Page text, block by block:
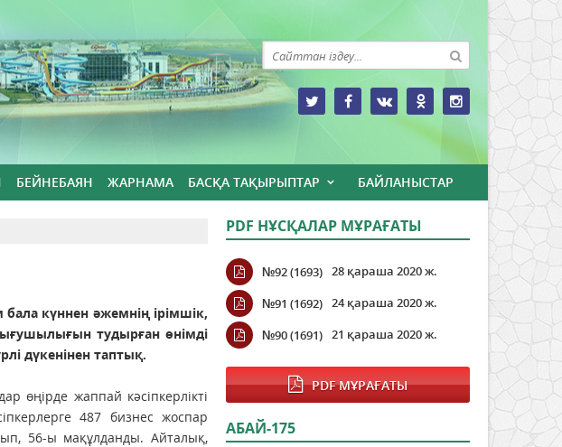
БЕЙНЕБАЯН ЖАРНАМА БАСҚА ТАҚЫРЫПТАР БАЙЛАНЫСТАР
бала күннен әжемнің ірімшік,
тудырған өнімді
дүкенінен таптық.
өңірде жаппай кәсіпкерлікті
487 бизнес жоспар
56-ы мақұлданды. Айталық,
PDF НҰСҚАЛАР МҰРАҒАТЫ
№92 (1693) 28 қараша 2020 ж.
№91 (1692) 24 қараша 2020 ж.
№90 (1691) 21 қараша 2020 ж.
PDF МҰРАҒАТЫ
АБАЙ-175